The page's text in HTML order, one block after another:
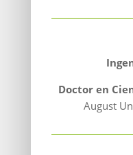
Doctor en
August